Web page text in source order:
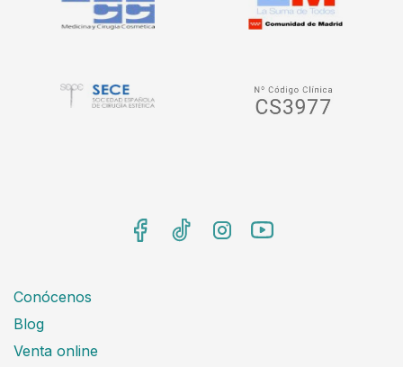
Conócenos
Blog
Venta online